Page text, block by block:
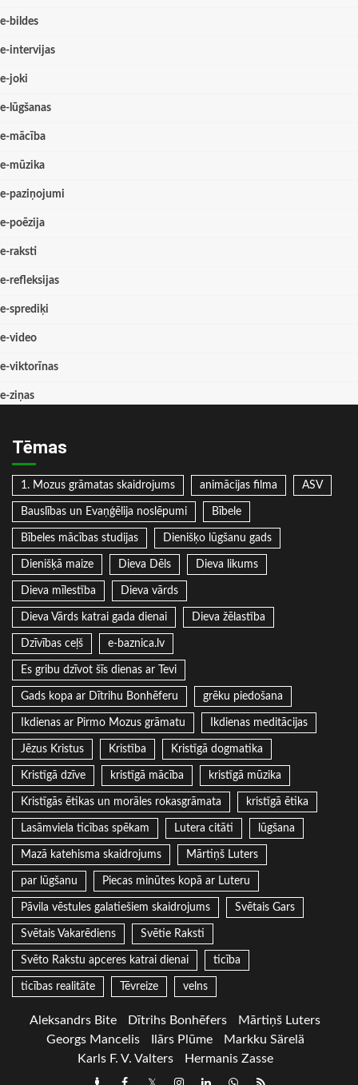
e-bildes
e-intervijas
e-joki
e-lūgšanas
e-mācība
e-mūzika
e-paziņojumi
e-poēzija
e-raksti
e-refleksijas
e-sprediķi
e-video
e-viktorīnas
e-ziņas
Tēmas
1. Mozus grāmatas skaidrojums animācijas filma ASV
Bauslības un Evaņģēlija noslēpumi Bībele
Bībeles mācības studijas Dienišķo lūgšanu gads
Dienišķā maize Dieva Dēls Dieva likums
Dieva mīlestība Dieva vārds
Dieva Vārds katrai gada dienai Dieva žēlastība
Dzīvības ceļš e-baznica.lv
Es gribu dzīvot šīs dienas ar Tevi
Gads kopa ar Dītrihu Bonhēferu grēku piedošana
Ikdienas ar Pirmo Mozus grāmatu Ikdienas meditācijas
Jēzus Kristus Kristība Kristīgā dogmatika
Kristīgā dzīve kristīgā mācība kristīgā mūzika
Kristīgās ētikas un morāles rokasgrāmata kristīgā ētika
Lasāmviela ticības spēkam Lutera citāti lūgšana
Mazā katehisma skaidrojums Mārtiņš Luters
par lūgšanu Piecas minūtes kopā ar Luteru
Pāvila vēstules galatiešiem skaidrojums Svētais Gars
Svētais Vakarēdiens Svētie Raksti
Svēto Rakstu apceres katrai dienai ticība
ticības realitāte Tēvreize velns
Aleksandrs Bite Dītrihs Bonhēfers
Mārtiņš Luters
Georgs Mancelis
Ilārs Plūme
Markku Särelä
Karls F. V. Valters
Hermanis Zasse